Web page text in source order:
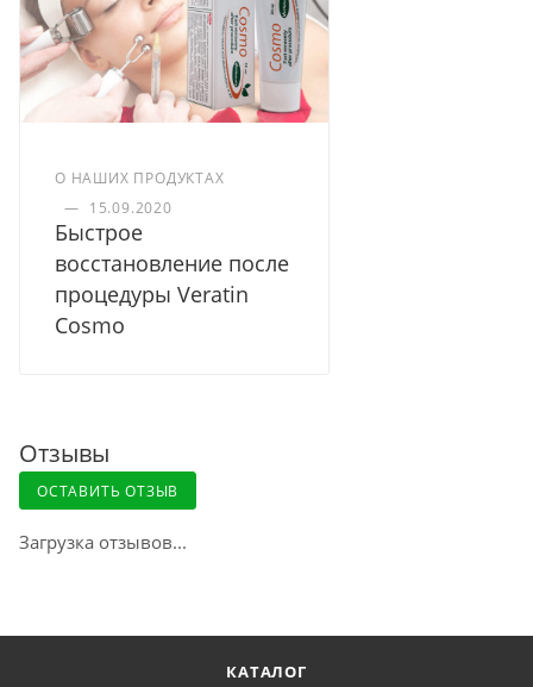
Доставка в отделение Почты России
О НАШИХ ПРОДУКТАХ
— 15.09.2020
Быстрое
восстановление после
процедуры Veratin
Cosmo
Отзывы
ОСТАВИТЬ ОТЗЫВ
Загрузка отзывов...
КАТАЛОГ